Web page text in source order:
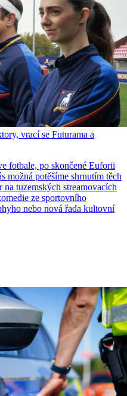
vrací se Futurama a
fotbale, po skončené Euforii
možná potěšíme shrnutím těch
tuzemských streamovacích
ze sportovního
nebo nová řada kultovní